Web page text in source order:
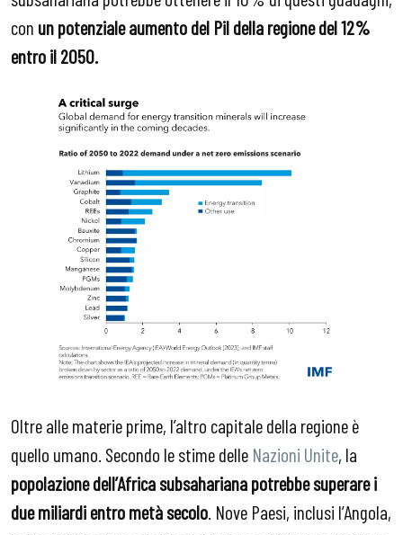
con un potenziale aumento del Pil della regione del 12%
entro il 2050.
Oltre alle materie prime, l’altro capitale della regione è
quello umano. Secondo le stime delle Nazioni Unite, la
popolazione dell’Africa subsahariana potrebbe superare i
due miliardi entro metà secolo . Nove Paesi, inclusi l’Angola,